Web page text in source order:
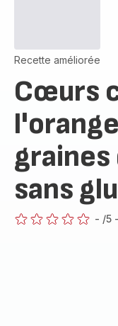
Recette améliorée
Cœurs
graines
sans
- /5 -